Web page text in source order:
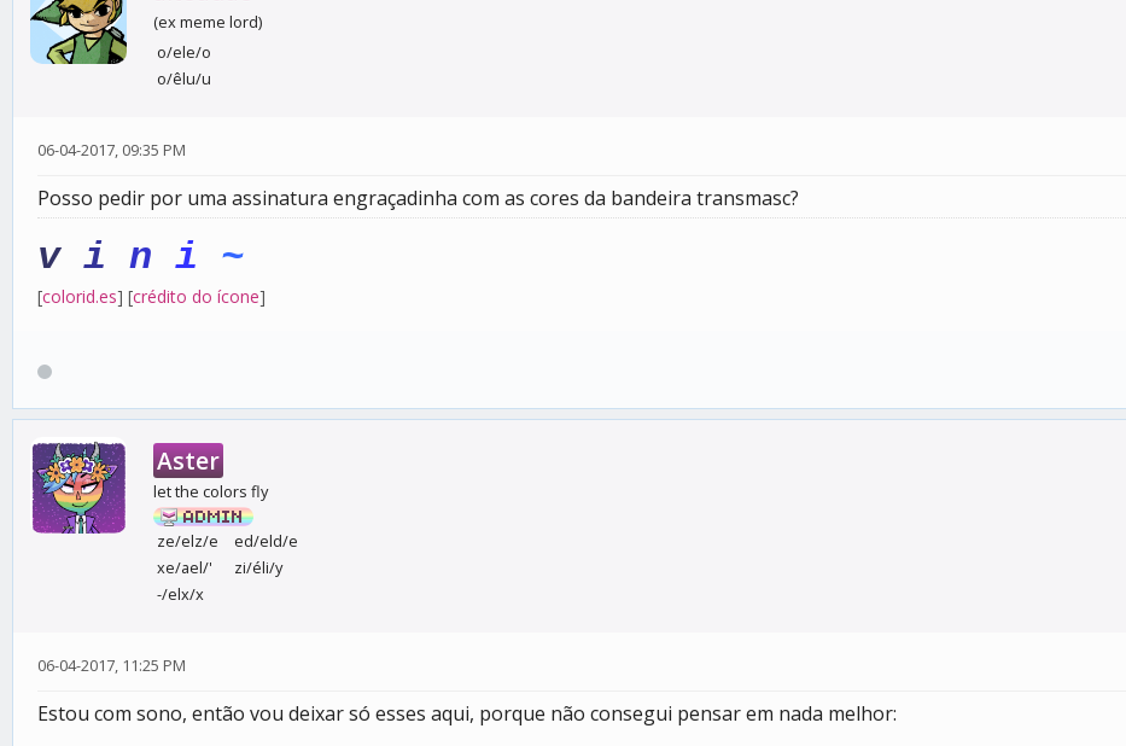
(ex meme lord)
o/ele/o
o/êlu/u
06-04-2017, 09:35 PM
Posso pedir por uma assinatura engraçadinha com as cores da bandeira transmasc?
v i n i ~
[colorid.es] [crédito do ícone]
Aster
let the colors fly
ze/elz/e
ed/eld/e
xe/ael/'
zi/éli/y
-/elx/x
06-04-2017, 11:25 PM
Estou com sono, então vou deixar só esses aqui, porque não consegui pensar em nada melhor: